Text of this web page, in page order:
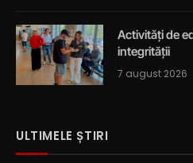
Activități de
integrității
7 august 2026
ULTIMELE ȘTIRI